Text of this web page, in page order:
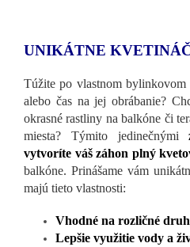
UNIKÁTNE
Túžite po vlastnom bylinkovom
alebo čas na jej obrábanie?
okrasné rastliny na balkóne či
miesta? Týmito jedinečnými
vytvoríte váš záhon plný
balkóne. Prinášame vám
majú tieto vlastnosti:
Vhodné na rozličné
Lepšie využitie vody a